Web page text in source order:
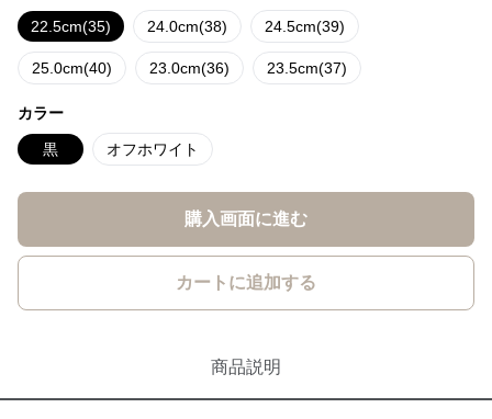
22.5cm(35) 24.0cm(38) 24.5cm(39)
25.0cm(40) 23.0cm(36) 23.5cm(37)
カラー
黒 オフホワイト
購入画面に進む
カートに追加する
商品説明